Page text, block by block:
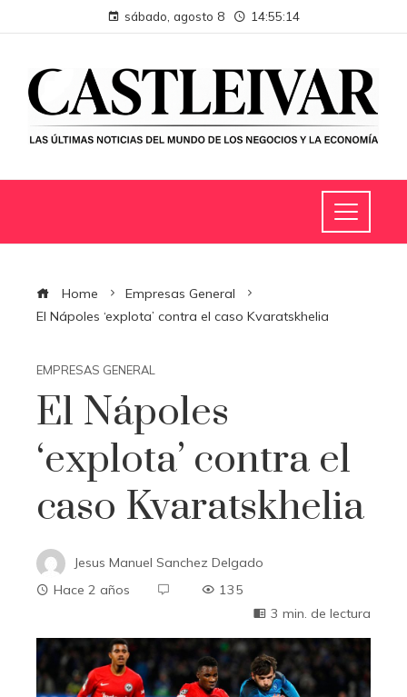
sábado, agosto 8 14:55:15
Home
Empresas General
El Nápoles ‘explota’ contra el caso Kvaratskhelia
EMPRESAS GENERAL
El Nápoles
‘explota’ contra el
caso Kvaratskhelia
Jesus Manuel Sanchez Delgado
Hace 2 años
135
3 min. de lectura